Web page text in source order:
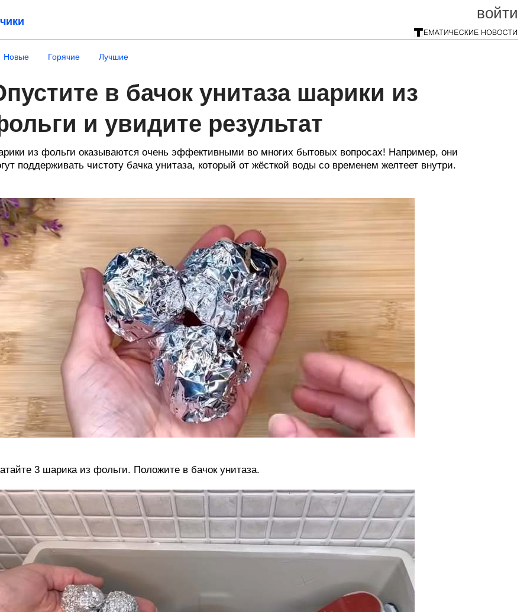
войти
Новые Горячие Лучшие
в бачок унитаза шарики из
и увидите результат
из фольги оказываются очень эффективными во многих бытовых вопросах! Например, они
поддерживать чистоту бачка унитаза, который от жёсткой воды со временем желтеет внутри.
3 шарика из фольги. Положите в бачок унитаза.